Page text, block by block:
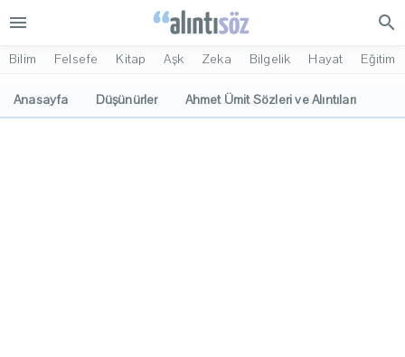
menu search
Bilim Felsefe Kitap Aşk Zeka Bilgelik Hayat Eğitim
Anasayfa Düşünürler Ahmet Ümit Sözleri ve Alıntıları